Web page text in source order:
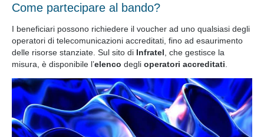
Come partecipare al bando?
I beneficiari possono richiedere il voucher ad uno qualsiasi degli
operatori di telecomunicazioni accreditati, fino ad esaurimento
delle risorse stanziate. Sul sito di Infratel , che gestisce la
misura, è disponibile l’elenco degli operatori accreditati